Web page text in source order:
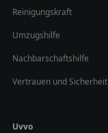
Reinigungskraft
Umzugshilfe
Nachbarschaftshilfe
Vertrauen und Sicherheit
Uvvo